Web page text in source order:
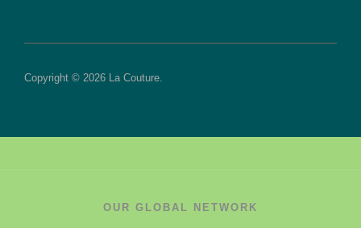
Copyright © 2026 La Couture.
OUR GLOBAL NETWORK